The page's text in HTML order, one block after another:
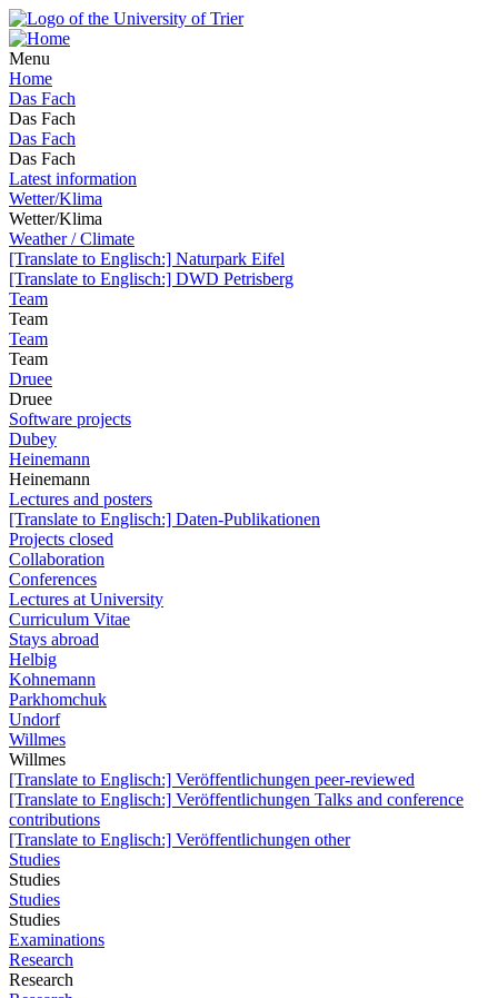
Menu
Home
Das Fach
Das Fach
Das Fach
Das Fach
Latest information
Wetter/Klima
Wetter/Klima
Weather / Climate
[Translate to Englisch:] Naturpark Eifel
[Translate to Englisch:] DWD Petrisberg
Team
Team
Team
Team
Druee
Druee
Software projects
Dubey
Heinemann
Heinemann
Lectures and posters
[Translate to Englisch:] Daten-Publikationen
Projects closed
Collaboration
Conferences
Lectures at University
Curriculum Vitae
Stays abroad
Helbig
Kohnemann
Parkhomchuk
Undorf
Willmes
Willmes
[Translate to Englisch:] Veröffentlichungen peer-reviewed
[Translate to Englisch:] Veröffentlichungen Talks and conference
contributions
[Translate to Englisch:] Veröffentlichungen other
Studies
Studies
Studies
Studies
Examinations
Research
Research